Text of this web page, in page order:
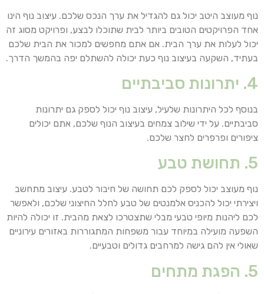
נוף מעוצב היטב יכול גם להגדיל את ערך הנכס שלכם. עיצוב נוף הינו
אחד הפרויקטים הטובים ביותר לבית שתוכלו לבצע, ופרויקט מסוג זה
יכול לעלות את ערך הבית. אם אתם מחפשים למכור את הבית שלכם
בעתיד, השקעה בעיצוב נוף כעת יכולה להשתלם יפה בהמשך הדרך.
4. יתרונות סביבתיים
בנוסף לכל היתרונות שלעיל, עיצוב נוף יכול לספק גם יתרונות
סביבתיים. על ידי שילוב צמחים בעיצוב הנוף שלכם, אתם יכולים
ציפורים ופרפרים לחצר שלכם.
5. תחושת טבע
נוף מעוצב יכול לספק לכם תחושה של חיבור לטבע. עיצוב מתחשב
ויצירתי יכול להכניס אלמנטים של טבע לחלל החיצוני שלכם, ולאפשר
לכם ליהנות מיופי טבעי מבלי שתצטרכו לצאת מהבית. זו יכולה להיות
השפעה מועילה במיוחד עבור משפחות המתגוררות באזורים עירוניים
שאולי אין להם גישה למרחבים גדולים וטבעיים.
5. הפגת מתחים